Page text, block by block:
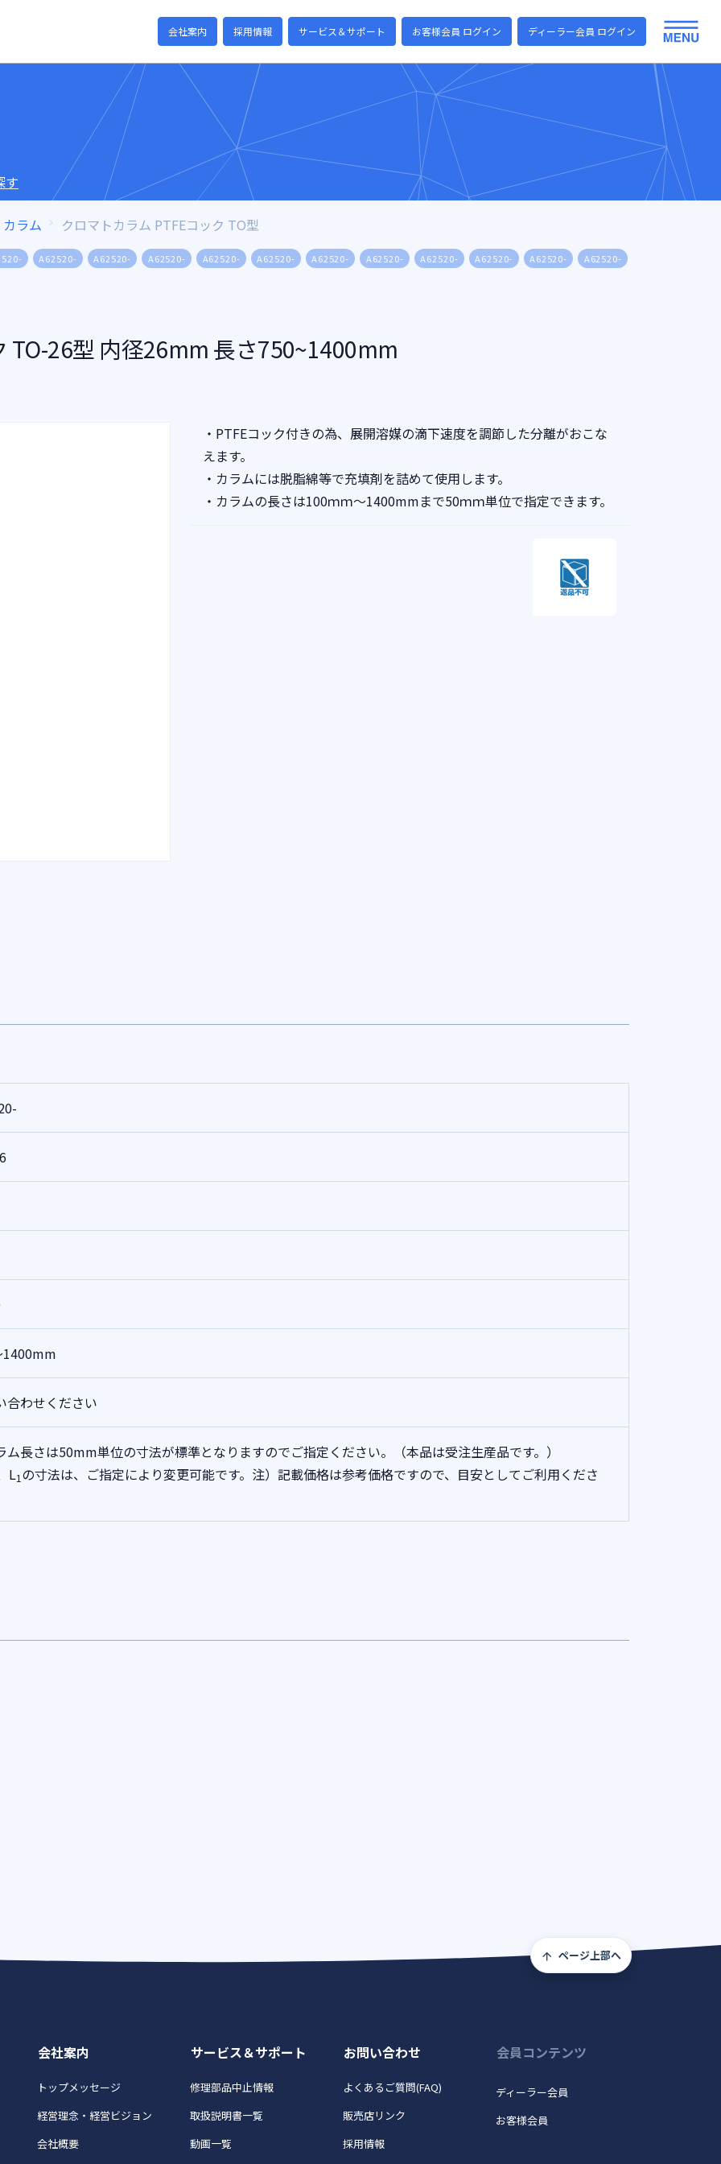
会社案内 採用情報 サービス＆サポート お客様会員 ログイン ディーラー会員 ログイン
す
カラム クロマトカラム PTFEコック TO型
A62520- A62520- A62520- A62520- A62520- A62520- A62520- A62520- A62520- A62520- A62520-
TO-26型 内径26mm 長さ750~1400mm
・PTFEコック付きの為、展開溶媒の滴下速度を調節した分離がおこな
えます。
・カラムには脱脂綿等で充填剤を詰めて使用します。
・カラムの長さは100ｍｍ～1400mmまで50ｍｍ単位で指定できます。
1400mm
合わせください
長さは50mm単位の寸法が標準となりますのでご指定ください。（本品は受注生産品です。）
L1 の寸法は、ご指定により変更可能です。注）記載価格は参考価格ですので、目安としてご利用くださ
ページ上部へ
会社案内
トップメッセージ
経営理念・経営ビジョン
会社概要
サービス＆サポート
修理部品中止情報
取扱説明書一覧
動画一覧
お問い合わせ
よくあるご質問(FAQ)
販売店リンク
採用情報
会員コンテンツ
ディーラー会員
お客様会員